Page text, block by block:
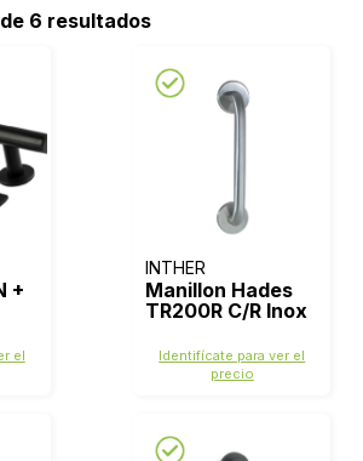
de 6 resultados
+
el
INTHER
Manillon Hades
TR200R C/R Inox
Identifícate para ver el
precio